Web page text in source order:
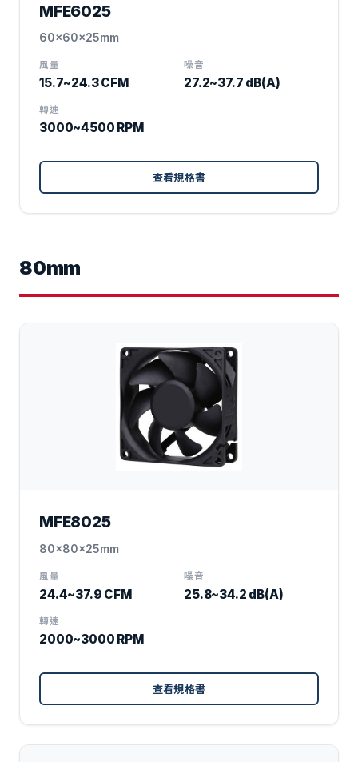
MFE6025
60x60x25mm
風量
15.7~24.3 CFM
噪音
27.2~37.7 dB(A)
轉速
3000~4500 RPM
查看規格書
80mm
MFE8025
80x80x25mm
風量
24.4~37.9 CFM
噪音
25.8~34.2 dB(A)
轉速
2000~3000 RPM
查看規格書